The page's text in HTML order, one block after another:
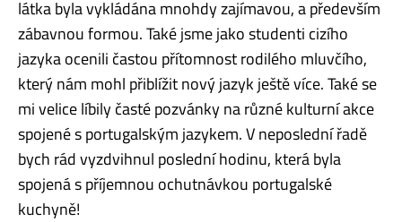
látka byla vykládána mnohdy zajímavou, a především
zábavnou formou. Také jsme jako studenti cizího
jazyka ocenili častou přítomnost rodilého mluvčího,
který nám mohl přiblížit nový jazyk ještě více. Také se
mi velice líbily časté pozvánky na různé kulturní akce
spojené s portugalským jazykem. V neposlední řadě
bych rád vyzdvihnul poslední hodinu, která byla
spojená s příjemnou ochutnávkou portugalské
kuchyně!